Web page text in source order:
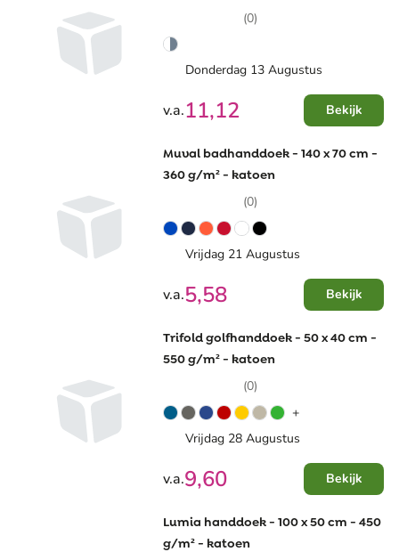
(0)
Donderdag 13 Augustus
v.a.11,12 Bekijk
Muval badhanddoek - 140 x 70 cm -
360 g/m² - katoen
(0)
Vrijdag 21 Augustus
v.a.5,58 Bekijk
Trifold golfhanddoek - 50 x 40 cm -
550 g/m² - katoen
(0)
+
Vrijdag 28 Augustus
v.a.9,60 Bekijk
Lumia handdoek - 100 x 50 cm - 450
g/m² - katoen